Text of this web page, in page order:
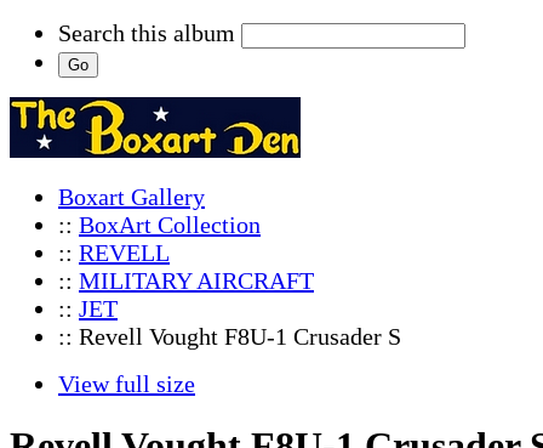
Search this album
Boxart Gallery
:: BoxArt Collection
:: REVELL
:: MILITARY AIRCRAFT
:: JET
:: Revell Vought F8U-1 Crusader S
View full size